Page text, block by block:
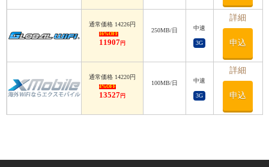
利用日数
通常価格 14226円
16%OFF
11907 円
250MB/日 中速
3G
詳細
申込
通常価格 14220円
4%OFF
13527 円
100MB/日 中速
3G
詳細
申込